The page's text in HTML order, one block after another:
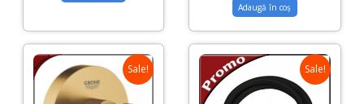
Adaugă în coș
Sale! Sale!